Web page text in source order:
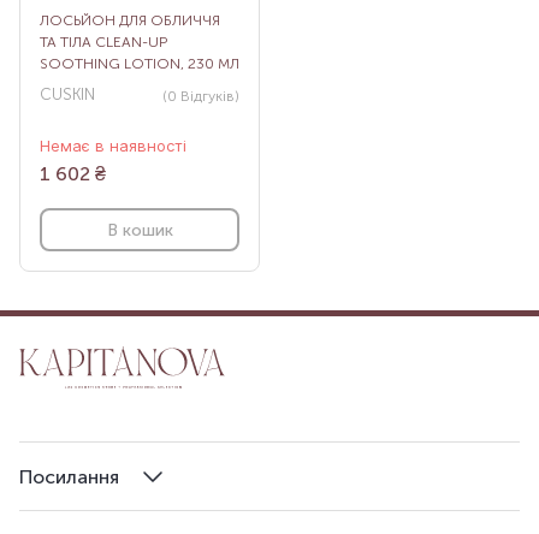
ЛОСЬЙОН ДЛЯ ОБЛИЧЧЯ
ТА ТІЛА CLEAN-UP
SOOTHING LOTION, 230 МЛ
CUSKIN (0 Відгуків)
Немає в наявності
1 602 ₴
В кошик
Посилання